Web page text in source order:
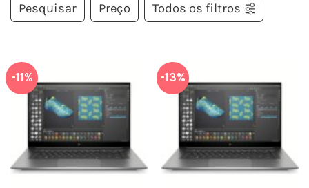
Pesquisar Preço Todos os filtros
-11% -13%